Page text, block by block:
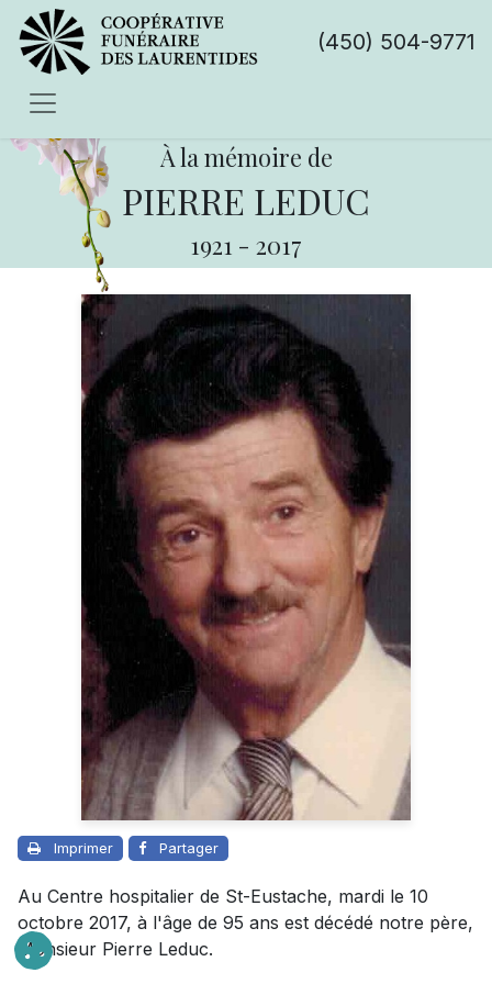
(450) 504-9771
À la mémoire de
PIERRE LEDUC
1921 - 2017
Imprimer Partager
Au Centre hospitalier de St-Eustache, mardi le 10
octobre 2017, à l'âge de 95 ans est décédé notre père,
Monsieur Pierre Leduc.